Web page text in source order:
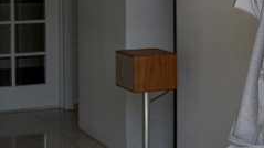
신상 5%
베스트